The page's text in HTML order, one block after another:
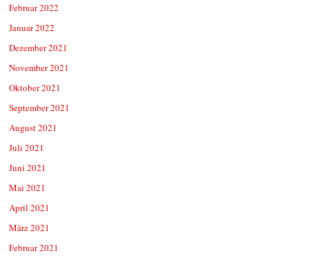
Februar 2022
Januar 2022
Dezember 2021
November 2021
Oktober 2021
September 2021
August 2021
Juli 2021
Juni 2021
Mai 2021
April 2021
März 2021
Februar 2021